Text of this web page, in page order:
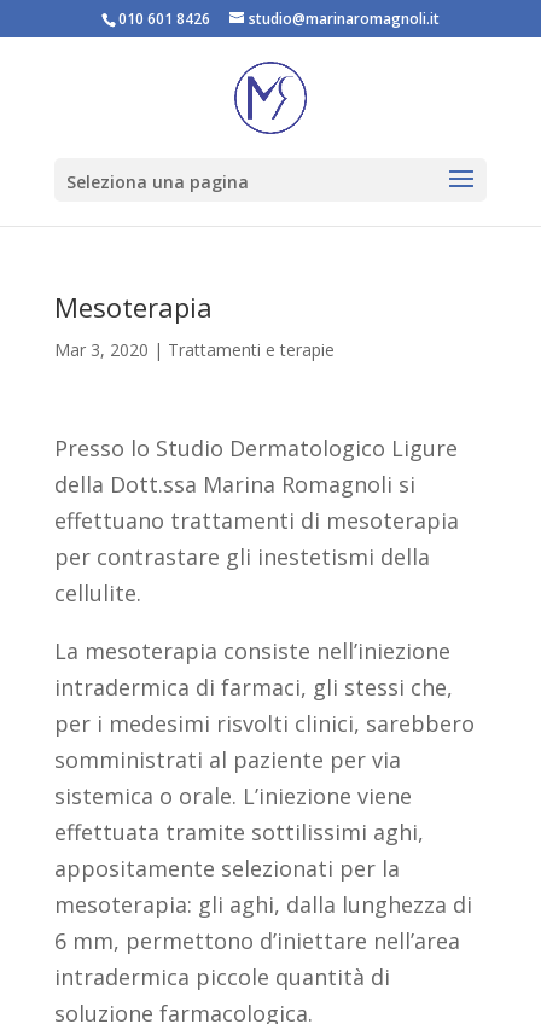
010 601 8426 studio@marinaromagnoli.it
Seleziona una pagina
Mesoterapia
Mar 3, 2020 | Trattamenti e terapie
Presso lo Studio Dermatologico Ligure
della Dott.ssa Marina Romagnoli si
effettuano trattamenti di mesoterapia
per contrastare gli inestetismi della
cellulite.
La mesoterapia consiste nell’iniezione
intradermica di farmaci, gli stessi che,
per i medesimi risvolti clinici, sarebbero
somministrati al paziente per via
sistemica o orale. L’iniezione viene
effettuata tramite sottilissimi aghi,
appositamente selezionati per la
mesoterapia: gli aghi, dalla lunghezza di
6 mm, permettono d’iniettare nell’area
intradermica piccole quantità di
soluzione farmacologica.